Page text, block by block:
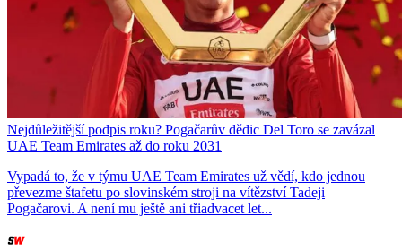
Nejdůležitější podpis roku? Pogačarův dědic Del Toro se zavázal
UAE Team Emirates až do roku 2031
Vypadá to, že v týmu UAE Team Emirates už vědí, kdo jednou
převezme štafetu po slovinském stroji na vítězství Tadeji
Pogačarovi. A není mu ještě ani třiadvacet let...